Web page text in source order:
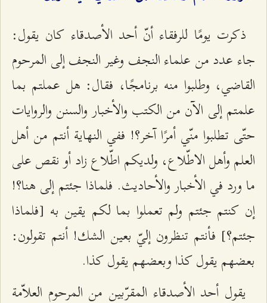
ذكرت يومًا للرفقاء أنّ أحد الأصدقاء كان يقول:
جاء عدد من علماء النجف وغير النجف إلى المرحوم
القاضي، وطلبوا منه برنامجًا، فقال: هل عملتم بما
علمتم إلى الآن من الكتب والأخبار والسنن والروايات
حتّى تطلبوا منّي أمرًا آخر؟! ففي النهاية أنتم من أهل
العلم وأهل الاطّلاع، ولديكم اطّلاع زاد أو نقص على
ما ورد في الأخبار والأحاديث. فلماذا جئتم إلى هنا؟!
إن كنتم جئتم ولم تعملوا بما لكم يقين به [فلماذا
جئتم؟] فأنتم تنظرون إليّ بعين الشك! أنتم تقولون:
بعضهم يقول كذا وبعضهم يقول كذا.
يقول أحد الأصدقاء المقرّبين من المرحوم العلاّمة